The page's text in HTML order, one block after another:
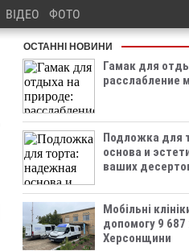
ВІДЕО ФОТО
ОСТАННІ НОВИНИ
Гамак для
расслабление
Подложка для
основа и
ваших
Мобільні
допомогу 9
Херсонщини